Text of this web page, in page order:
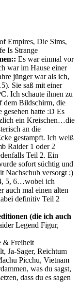
Empires, Die Sims,
Is Strange
Es war einmal vor
war im Hause einer
jünger war als ich,
Sie saß mit einer
Ich schaute ihnen zu
dem Bildschirm, die
gesehen hatte :D Es
ein Kreischen…die
an die
gestampft. Ich weiß
Raider 1 oder 2
Teil 2. Ein
sofort süchtig und
Nachschub versorgt ;)
5, 6…wobei ich
auch mal einen alten
definitiv Teil 2
(die ich auch
Legend Figur,
& Freiheit
Ja-Sager, Reichtum
Picchu, Vietnam
was du sagst,
dass du es sagen